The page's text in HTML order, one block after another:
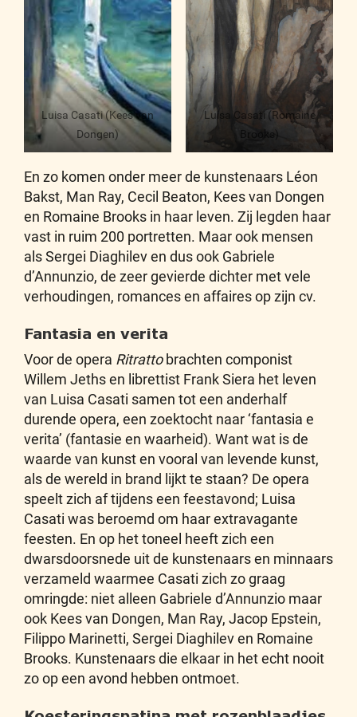
Luisa Casati (Kees van
Dongen)
Luisa Casati (Romaine
Brooks)
En zo komen onder meer de kunstenaars Léon
Bakst, Man Ray, Cecil Beaton, Kees van Dongen
en Romaine Brooks in haar leven. Zij legden haar
vast in ruim 200 portretten. Maar ook mensen
als Sergei Diaghilev en dus ook Gabriele
d’Annunzio, de zeer gevierde dichter met vele
verhoudingen, romances en affaires op zijn cv.
Fantasia en verita
Voor de opera Ritrattobrachten componist
Willem Jeths en librettist Frank Siera het leven
van Luisa Casati samen tot een anderhalf
durende opera, een zoektocht naar ‘fantasia e
verita’ (fantasie en waarheid). Want wat is de
waarde van kunst en vooral van levende kunst,
als de wereld in brand lijkt te staan? De opera
speelt zich af tijdens een feestavond; Luisa
Casati was beroemd om haar extravagante
feesten. En op het toneel heeft zich een
dwarsdoorsnede uit de kunstenaars en minnaars
verzameld waarmee Casati zich zo graag
omringde: niet alleen Gabriele d’Annunzio maar
ook Kees van Dongen, Man Ray, Jacop Epstein,
Filippo Marinetti, Sergei Diaghilev en Romaine
Brooks. Kunstenaars die elkaar in het echt nooit
zo op een avond hebben ontmoet.